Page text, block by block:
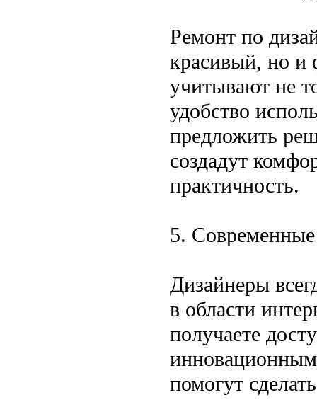
Ремонт по
красивый, но и
учитывают не
удобство
предложить
создадут
практичность.
5.
Дизайнеры
в области
получаете
помогут